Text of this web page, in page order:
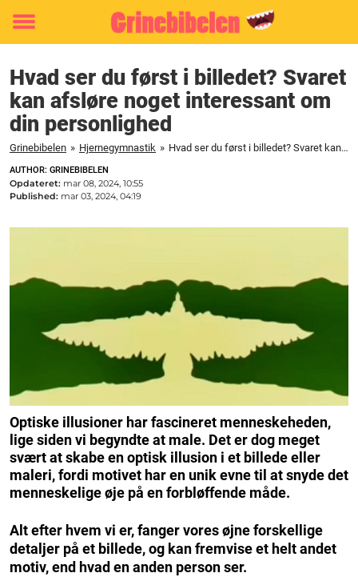
Toggle
Hvad ser du først i billedet? Svaret
kan afsløre noget interessant om
din personlighed
Grinebibelen » Hjernegymnastik » Hvad ser du først i billedet? Svaret kan afsløre noget interessant om din personlighed
AUTHOR: GRINEBIBELEN
Opdateret: mar 08, 2024, 10:55
Published: mar 03, 2024, 04:19
Optiske illusioner har fascineret menneskeheden,
lige siden vi begyndte at male. Det er dog meget
svært at skabe en optisk illusion i et billede eller
maleri, fordi motivet har en unik evne til at snyde det
menneskelige øje på en forbløffende måde.
Alt efter hvem vi er, fanger vores øjne forskellige
detaljer på et billede, og kan fremvise et helt andet
motiv, end hvad en anden person ser.